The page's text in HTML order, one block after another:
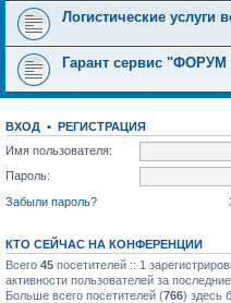
Логистические услуги
Гарант сервис
ВХОД • РЕГИСТРАЦИЯ
Имя пользователя:
Пароль:
Забыли пароль?
КТО СЕЙЧАС НА КОНФЕРЕНЦИИ
Всего 45 посетителей :: 1
активности пользователей за
Больше всего посетителей (766) здесь